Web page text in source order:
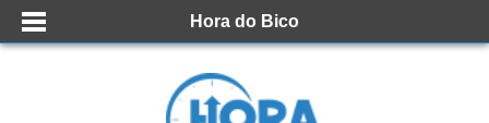
Hora do Bico